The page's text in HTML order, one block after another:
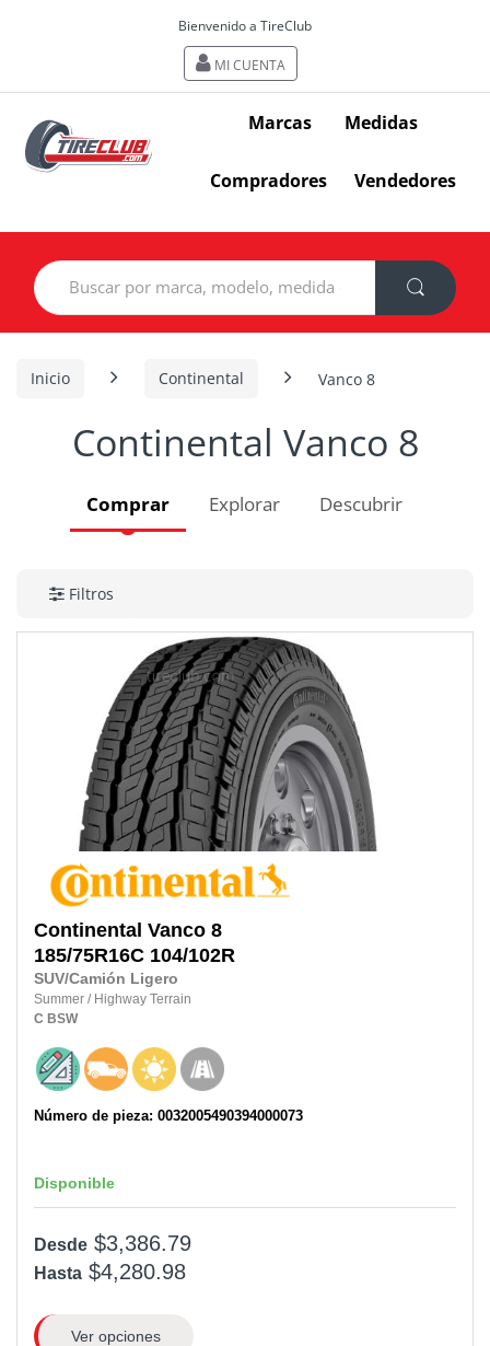
Bienvenido a TireClub
MI CUENTA
Marcas Medidas
Compradores Vendedores
Search
for:
Inicio Continental Vanco 8
Continental Vanco 8
Comprar Explorar Descubrir
Filtros
Continental Vanco 8
185/75R16C 104/102R
SUV/Camión Ligero
Summer / Highway Terrain
C BSW
Número de pieza: 0032005490394000073
Disponible
Desde $3,386.79
Hasta $4,280.98
Ver opciones